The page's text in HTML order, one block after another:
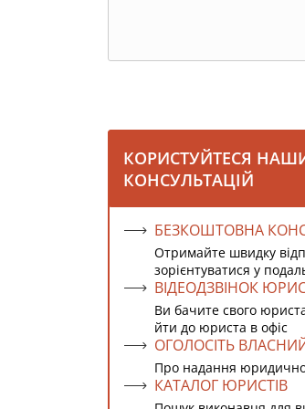
КОРИСТУЙТЕСЯ
КОНСУЛЬТАЦІЙ
БЕЗКОШТОВНА
Отримайте швидку
зорієнтуватися у
ВІДЕОДЗВІНОК
Ви бачите свого
йти до юриста в офіс
ОГОЛОСІТЬ
Про надання
КАТАЛОГ ЮРИСТІВ